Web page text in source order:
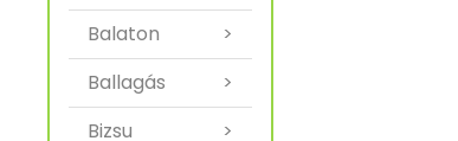
Balaton
>
Ballagás
>
Bizsu
>